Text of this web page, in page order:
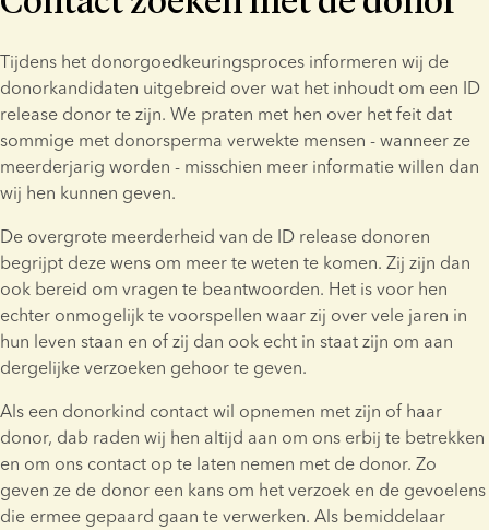
identificerende informatie over de donor verkrijgen, zoals zijn
lengte, haarkleur, persoonlijkheid en beroep. Als het kind
jonger is dan 12 jaar, kunnen de ouders namens hun kind een
verzoek om deze informatie indienen.
dus af van het tijdstip waarop het sperma dat voor de
Kinderen die zijn verwekt met sperma dat vóór 1 januari 2021
is gedoneerd, kunnen de identiteit van hun ID release donor
vernemen zodra zij 18 jaar oud zijn. Kinderen die vanaf 1
januari 2021 zijn verwekt met sperma dat is gedoneerd,
kunnen deze informatie krijgen wanneer zij 15 jaar worden.
Noorwegen heeft een nationaal donorregister.
Tijdens het donorgoedkeuringsproces informeren wij de
donorkandidaten uitgebreid over wat het inhoudt om een ID
release donor te zijn. We praten met hen over het feit dat
sommige met donorsperma verwekte mensen - wanneer ze
meerderjarig worden - misschien meer informatie willen dan
wij hen kunnen geven.
De overgrote meerderheid van de ID release donoren
begrijpt deze wens om meer te weten te komen. Zij zijn dan
ook bereid om vragen te beantwoorden. Het is voor hen
echter onmogelijk te voorspellen waar zij over vele jaren in
hun leven staan en of zij dan ook echt in staat zijn om aan
dergelijke verzoeken gehoor te geven.
Als een donorkind contact wil opnemen met zijn of haar
donor, dab raden wij hen altijd aan om ons erbij te betrekken
en om ons contact op te laten nemen met de donor. Zo
geven ze de donor een kans om het verzoek en de gevoelens
die ermee gepaard gaan te verwerken. Als bemiddelaar